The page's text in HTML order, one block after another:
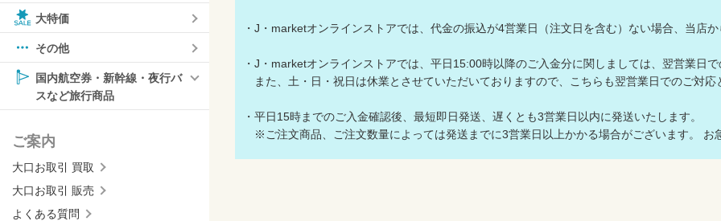
大特価
その他
国内航空券・新幹線・夜行バ
スなど旅行商品
ご案内
大口お取引 買取
大口お取引 販売
よくある質問
・J・marketオンラインストアでは、代金の振込が4営業日（注文日を含む）ない場合、当店
・J・marketオンラインストアでは、平日15:00時以降のご入金分に関しましては、翌営業日
また、土・日・祝日は休業とさせていただいておりますので、こちらも翌営業日でのご対
・平日15時までのご入金確認後、最短即日発送、遅くとも3営業日以内に発送いたします。
※ご注文商品、ご注文数量によっては発送までに3営業日以上かかる場合がございます。 お